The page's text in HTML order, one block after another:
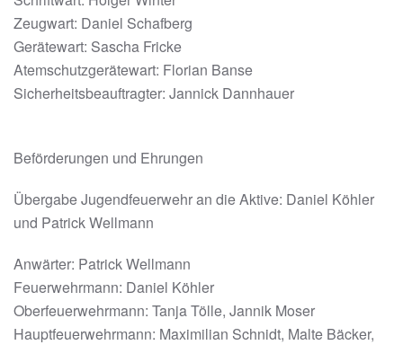
Zeugwart: Daniel Schafberg
Gerätewart: Sascha Fricke
Atemschutzgerätewart: Florian Banse
Sicherheitsbeauftragter: Jannick Dannhauer
Beförderungen und Ehrungen
Übergabe Jugendfeuerwehr an die Aktive: Daniel Köhler
und Patrick Wellmann
Anwärter: Patrick Wellmann
Feuerwehrmann: Daniel Köhler
Oberfeuerwehrmann: Tanja Tölle, Jannik Moser
Hauptfeuerwehrmann: Maximilian Schnidt, Malte Bäcker,